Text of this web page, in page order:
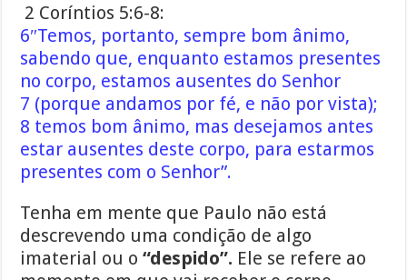
2 Coríntios 5:6-8:
6″Temos, portanto, sempre bom ânimo,
sabendo que, enquanto estamos presentes
no corpo, estamos ausentes do Senhor
7 (porque andamos por fé, e não por vista);
8 temos bom ânimo, mas desejamos antes
estar ausentes deste corpo, para estarmos
presentes com o Senhor”.
Tenha em mente que Paulo não está
descrevendo uma condição de algo
imaterial ou o “despido”. Ele se refere ao